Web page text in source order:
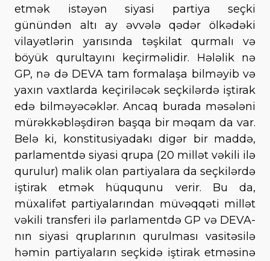
etmək istəyən siyasi partiya seçki
günündən altı ay əvvələ qədər ölkədəki
vilayətlərin yarısında təşkilat qurmalı və
böyük qurultayını keçirməlidir. Hələlik nə
GP, nə də DEVA tam formalaşa bilməyib və
yaxın vaxtlarda keçiriləcək seçkilərdə iştirak
edə bilməyəcəklər. Ancaq burada məsələni
mürəkkəbləşdirən başqa bir məqam da var.
Belə ki, konstitusiyadakı digər bir maddə,
parlamentdə siyasi qrupa (20 millət vəkili ilə
qurulur) malik olan partiyalara da seçkilərdə
iştirak etmək hüququnu verir. Bu da,
müxalifət partiyalarından müvəqqəti millət
vəkili transferi ilə parlamentdə GP və DEVA-
nın siyasi qruplarının qurulması vasitəsilə
həmin partiyaların seçkidə iştirak etməsinə